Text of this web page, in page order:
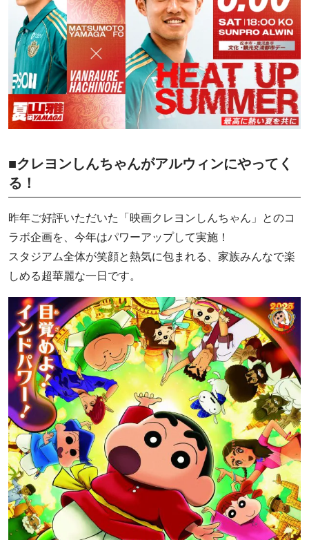
■クレヨンしんちゃんがアルウィンにやってく
る！
昨年ご好評いただいた「映画クレヨンしんちゃん」とのコ
ラボ企画を、今年はパワーアップして実施！
スタジアム全体が笑顔と熱気に包まれる、家族みんなで楽
しめる超華麗な一日です。